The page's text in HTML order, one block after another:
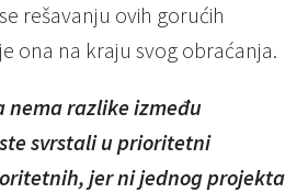
rešavanju ovih gorućih
ona na kraju svog obraćanja.
nema razlike između
svrstali u prioritetni
jer ni jednog projekta